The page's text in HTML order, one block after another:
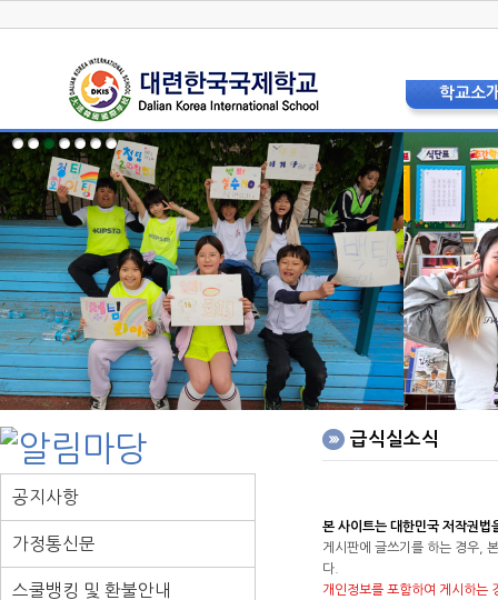
학교소
학교장 인
상징 및 교
교육비전
현황 및
교직원소
법인이사
학교운영위
학부모회
층별안내
오시는
홍보리플
학교사진
공지사항
가정통신문
스쿨뱅킹 및 환불안내
급식실소식
본 사이트는 대한민국 저작권법
게시판에 글쓰기를 하는 경우,
다.
개인정보를 포함하여 게시하는